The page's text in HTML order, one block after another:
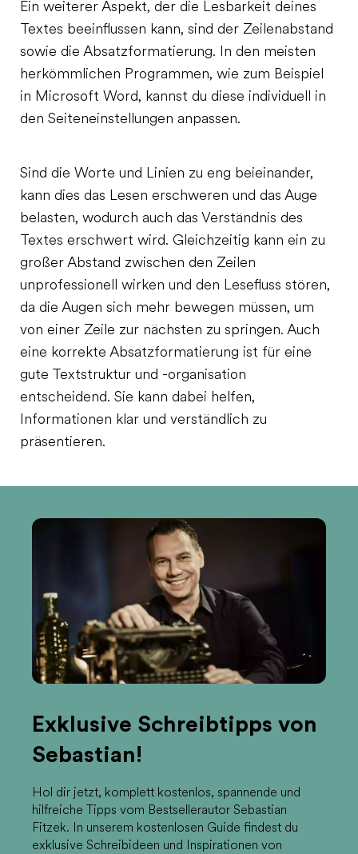
Ein weiterer Aspekt, der die Lesbarkeit deines
Textes beeinflussen kann, sind der Zeilenabstand
sowie die Absatzformatierung. In den meisten
herkömmlichen Programmen, wie zum Beispiel
in Microsoft Word, kannst du diese individuell in
den Seiteneinstellungen anpassen.
Sind die Worte und Linien zu eng beieinander,
kann dies das Lesen erschweren und das Auge
belasten, wodurch auch das Verständnis des
Textes erschwert wird. Gleichzeitig kann ein zu
großer Abstand zwischen den Zeilen
unprofessionell wirken und den Lesefluss stören,
da die Augen sich mehr bewegen müssen, um
von einer Zeile zur nächsten zu springen. Auch
eine korrekte Absatzformatierung ist für eine
gute Textstruktur und -organisation
entscheidend. Sie kann dabei helfen,
Informationen klar und verständlich zu
präsentieren.
Exklusive Schreibtipps von
Sebastian!
Hol dir jetzt, komplett kostenlos, spannende und
hilfreiche Tipps vom Bestsellerautor Sebastian
Fitzek. In unserem kostenlosen Guide findest du
exklusive Schreibideen und Inspirationen von